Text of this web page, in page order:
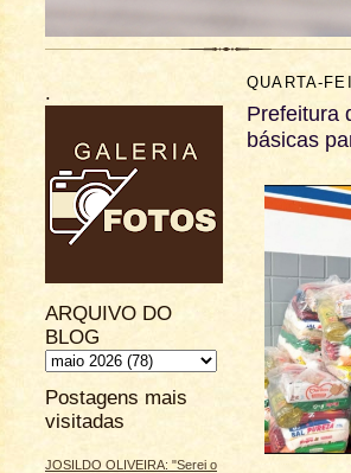
.
ARQUIVO DO
BLOG
Postagens mais
visitadas
JOSILDO OLIVEIRA: "Serei o
QUARTA-
Prefeitura
básicas